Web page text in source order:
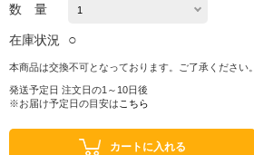
数 量
在庫状況 ○
本商品は交換不可となっております。ご了承ください。
発送予定日 注文日の1～10日後
※お届け予定日の目安は こちら
カートに入れる